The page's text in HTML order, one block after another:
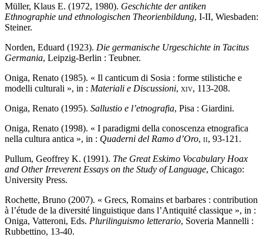
Müller, Klaus E. (1972, 1980). Geschichte der antiken
Ethnographie und ethnologischen Theorienbildung, I-II, Wiesbaden:
Steiner.
Norden, Eduard (1923). Die germanische Urgeschichte in Tacitus
Germania, Leipzig-Berlin : Teubner.
Oniga, Renato (1985). « Il canticum di Sosia : forme stilistiche e
modelli culturali », in : Materiali e Discussioni, xiv, 113-208.
Oniga, Renato (1995). Sallustio e l’etnografia, Pisa : Giardini.
Oniga, Renato (1998). « I paradigmi della conoscenza etnografica
nella cultura antica », in : Quaderni del Ramo d’Oro, ii, 93-121.
Pullum, Geoffrey K. (1991). The Great Eskimo Vocabulary Hoax
and Other Irreverent Essays on the Study of Language, Chicago:
University Press.
Rochette, Bruno (2007). « Grecs, Romains et barbares : contribution
à l’étude de la diversité linguistique dans l’Antiquité classique », in :
Oniga, Vatteroni, Eds. Plurilinguismo letterario, Soveria Mannelli :
Rubbettino, 13-40.